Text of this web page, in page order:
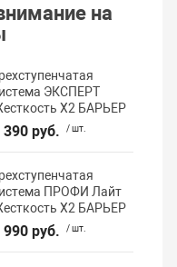
на
ЭКСПЕРТ
Х2 БАРЬЕР
390 руб. / шт.
ПРОФИ Лайт
Х2 БАРЬЕР
990 руб. / шт.